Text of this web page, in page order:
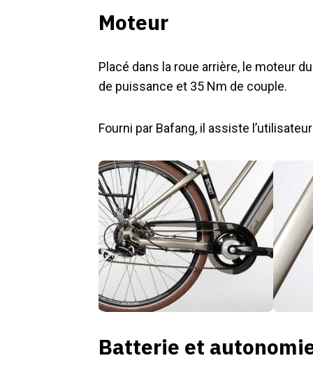
Moteur
Placé dans la roue arrière, le moteur
de puissance et 35 Nm de couple.
Fourni par Bafang, il assiste
Batterie et